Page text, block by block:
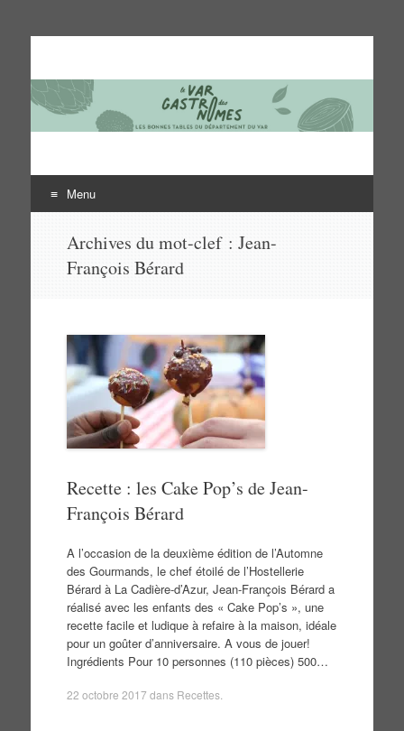
Le Var des gastronomes
Les bonnes tables du département du Var
Menu
contenu
Archives du mot-clef : Jean-
François Bérard
Recette : les Cake Pop’s de Jean-
François Bérard
A l’occasion de la deuxième édition de l’Automne
des Gourmands, le chef étoilé de l’Hostellerie
Bérard à La Cadière-d’Azur, Jean-François Bérard a
réalisé avec les enfants des « Cake Pop’s », une
recette facile et ludique à refaire à la maison, idéale
pour un goûter d’anniversaire. A vous de jouer!
Ingrédients Pour 10 personnes (110 pièces) 500…
22 octobre 2017 dans Recettes.